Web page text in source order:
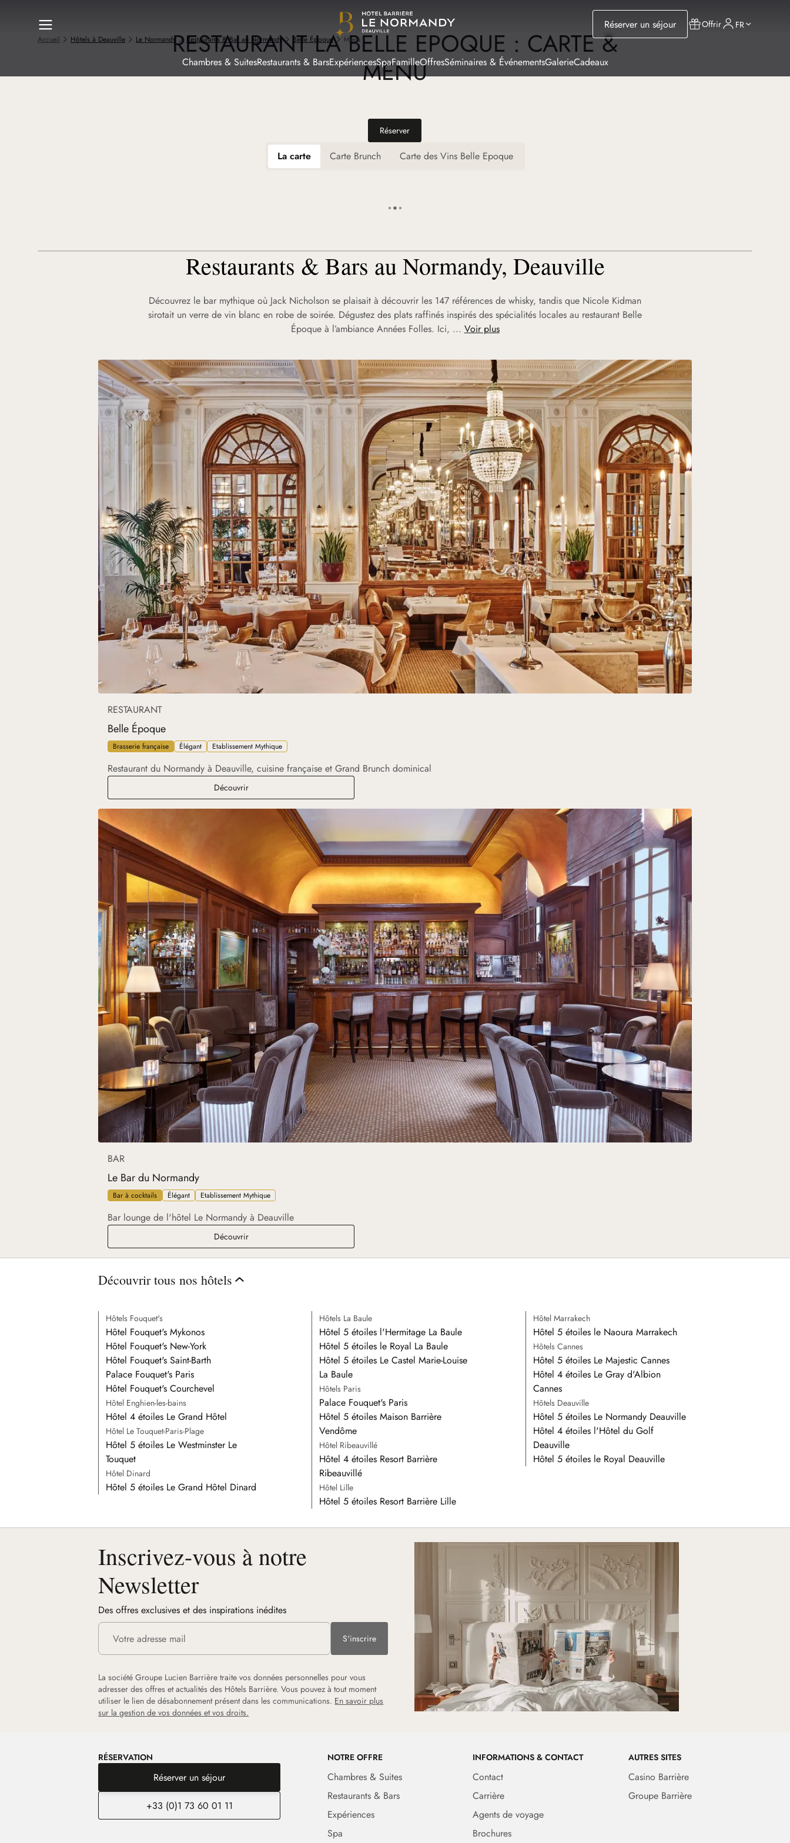
Réserver un séjour Offrir FR
Chambres & SuitesRestaurants & BarsExpériencesSpaFamilleOffresSéminaires & ÉvénementsGalerieCadeaux
Accueil Hôtels à Deauville Le Normandy Restaurants & Bar au Normandy Belle Époque Menu
RESTAURANT LA BELLE EPOQUE : CARTE &
MENU
Réserver
La carte Carte Brunch Carte des Vins Belle Epoque
Restaurants & Bars au Normandy, Deauville
Découvrez le bar mythique où Jack Nicholson se plaisait à découvrir les 147 références de whisky, tandis que Nicole Kidman
sirotait un verre de vin blanc en robe de soirée. Dégustez des plats raffinés inspirés des spécialités locales au restaurant Belle
Époque à l’ambiance Années Folles. Ici, ... Voir plus
RESTAURANT
Belle Époque
Brasserie française Élégant Etablissement Mythique
Restaurant du Normandy à Deauville, cuisine française et Grand Brunch dominical
DécouvrirBelle Époque
BAR
Le Bar du Normandy
Bar à cocktails Élégant Etablissement Mythique
Bar lounge de l'hôtel Le Normandy à Deauville
DécouvrirLe Bar du Normandy
Découvrir tous nos hôtels
Hôtels Fouquet's
Hôtel Fouquet's Mykonos
Hôtel Fouquet's New-York
Hôtel Fouquet's Saint-Barth
Palace Fouquet's Paris
Hôtel Fouquet's Courchevel
Hôtel Enghien-les-bains
Hôtel 4 étoiles Le Grand Hôtel
Hôtel Le Touquet-Paris-Plage
Hôtel 5 étoiles Le Westminster Le
Touquet
Hôtel Dinard
Hôtel 5 étoiles Le Grand Hôtel Dinard
Hôtels La Baule
Hôtel 5 étoiles l'Hermitage La Baule
Hôtel 5 étoiles le Royal La Baule
Hôtel 5 étoiles Le Castel Marie-Louise
La Baule
Hôtels Paris
Palace Fouquet's Paris
Hôtel 5 étoiles Maison Barrière
Vendôme
Hôtel Ribeauvillé
Hôtel 4 étoiles Resort Barrière
Ribeauvillé
Hôtel Lille
Hôtel 5 étoiles Resort Barrière Lille
Hôtel Marrakech
Hôtel 5 étoiles le Naoura Marrakech
Hôtels Cannes
Hôtel 5 étoiles Le Majestic Cannes
Hôtel 4 étoiles Le Gray d'Albion
Cannes
Hôtels Deauville
Hôtel 5 étoiles Le Normandy Deauville
Hôtel 4 étoiles l'Hôtel du Golf
Deauville
Hôtel 5 étoiles le Royal Deauville
Inscrivez-vous à notre
Newsletter
Des offres exclusives et des inspirations inédites
S'inscrire
La société Groupe Lucien Barrière traite vos données personnelles pour vous
adresser des offres et actualités des Hôtels Barrière. Vous pouvez à tout moment
utiliser le lien de désabonnement présent dans les communications. En savoir plus
sur la gestion de vos données et vos droits.
RÉSERVATION
Réserver un séjour
+33 (0)1 73 60 01 11
NOTRE OFFRE
Chambres & Suites
Restaurants & Bars
Expériences
Spa
INFORMATIONS & CONTACT
Contact
Carrière
Agents de voyage
Brochures
AUTRES SITES
Casino Barrière
Groupe Barrière